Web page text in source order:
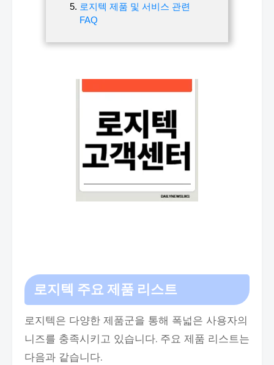
로지텍 제품 및 서비스 관련
FAQ
로지텍 주요 제품 리스트
로지텍은 다양한 제품군을 통해 폭넓은 사용자의
니즈를 충족시키고 있습니다. 주요 제품 리스트는
다음과 같습니다.